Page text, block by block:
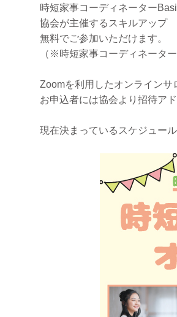
時短家事コーディネーター
協会が主催するスキルアップ
無料でご参加いただけます。
（※時短家事コーディネータ
Zoomを利用したオンラインサ
お申込者には協会より招待ア
現在決まっているスケジュー